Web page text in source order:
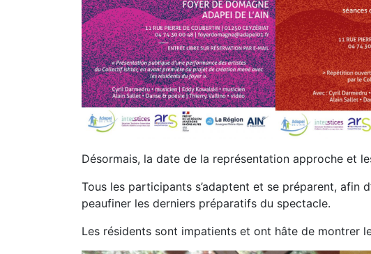
Désormais, la date de la représentation approche et
Tous les participants s’adaptent et se préparent, afin
peaufiner les derniers préparatifs du spectacle.
Les résidents sont impatients et ont hâte de montrer